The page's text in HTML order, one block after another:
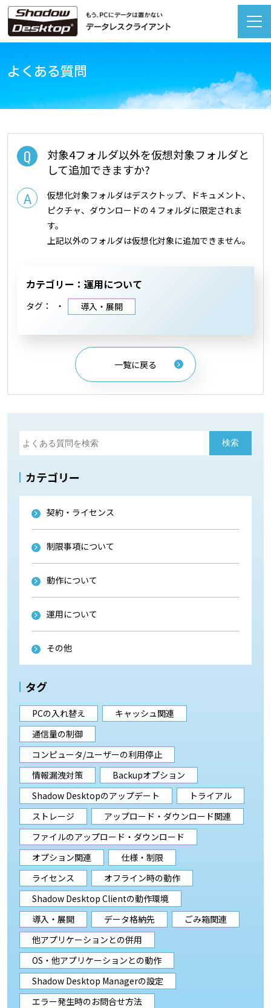
よくある質問
対象4フォルダ以外を仮想対象フォルダと
して追加できますか?
仮想化対象フォルダはデスクトップ、ドキュメント、
ピクチャ、ダウンロードの４フォルダに限定されま
す。
上記以外のフォルダは仮想化対象に追加できません。
カテゴリー：運用について
タグ： 導入・展開
一覧に戻る
カテゴリー
契約・ライセンス
制限事項について
動作について
運用について
その他
タグ
PCの入れ替え
キャッシュ関連
通信量の制御
コンピュータ/ユーザーの利用停止
情報漏洩対策
Backupオプション
Shadow Desktopのアップデート
トライアル
ストレージ
アップロード・ダウンロード関連
ファイルのアップロード・ダウンロード
オプション関連
仕様・制限
ライセンス
オフライン時の動作
Shadow Desktop Clientの動作環境
導入・展開
データ格納先
ごみ箱関連
他アプリケーションとの併用
OS・他アプリケーションとの動作
Shadow Desktop Managerの設定
エラー発生時のお問合せ方法